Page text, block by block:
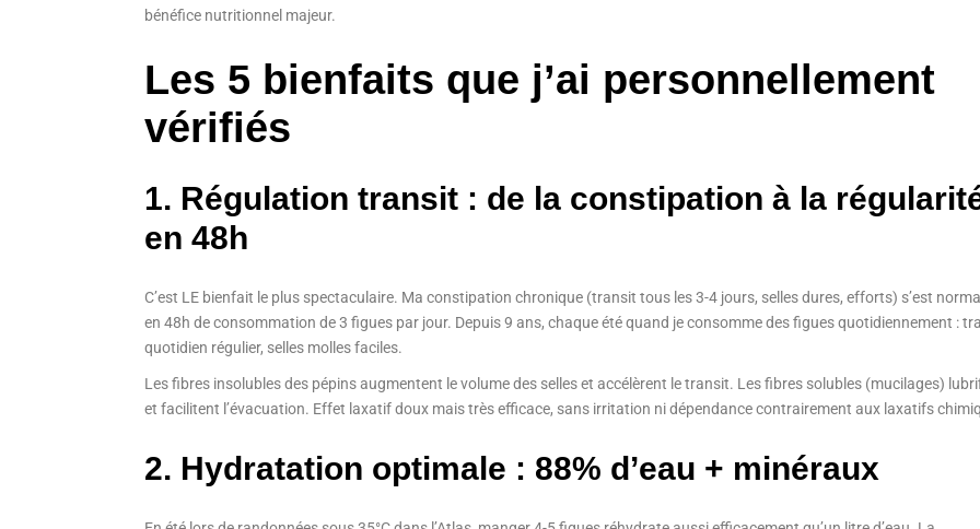
bénéfice nutritionnel majeur.
Les 5 bienfaits que j’ai personnellement
vérifiés
1. Régulation transit : de la constipation à la
en 48h
C’est LE bienfait le plus spectaculaire. Ma constipation chronique (transit tous les 3-4 jours, selles dures, efforts) s’est
en 48h de consommation de 3 figues par jour. Depuis 9 ans, chaque été quand je consomme des figues quotidiennement :
quotidien régulier, selles molles faciles.
Les fibres insolubles des pépins augmentent le volume des selles et accélèrent le transit. Les fibres solubles (mucilages)
et facilitent l’évacuation. Effet laxatif doux mais très efficace, sans irritation ni dépendance contrairement aux laxatifs
2. Hydratation optimale : 88% d’eau + minéraux